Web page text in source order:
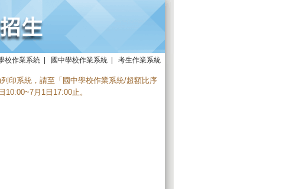
校作業系統 國中學校作業系統 考生作業系統
印系統，請至「 國中學校作業系統/超額比序
10:00~7月1日17:00止。